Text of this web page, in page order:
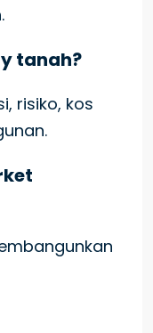
tanah?
risiko, kos